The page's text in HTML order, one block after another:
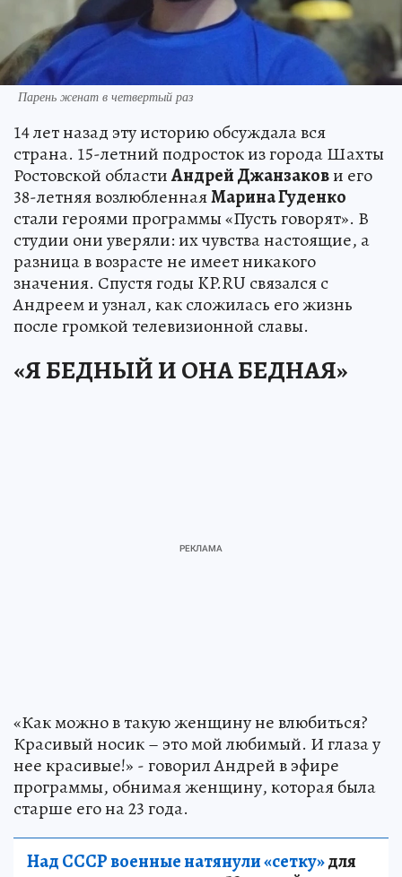
Парень женат в четвертый раз
14 лет назад эту историю обсуждала вся
страна. 15-летний подросток из города Шахты
Ростовской областиАндрей Джанзакови его
38-летняя возлюбленнаяМарина Гуденко
стали героями программы «Пусть говорят». В
студии они уверяли: их чувства настоящие, а
разница в возрасте не имеет никакого
значения. Спустя годы KP.RU связался с
Андреем и узнал, как сложилась его жизнь
после громкой телевизионной славы.
«Я БЕДНЫЙ И ОНА БЕДНАЯ»
«Как можно в такую женщину не влюбиться?
Красивый носик – это мой любимый. И глаза у
нее красивые!» - говорил Андрей в эфире
программы, обнимая женщину, которая была
старше его на 23 года.
Над СССР военные натянули «сетку»для